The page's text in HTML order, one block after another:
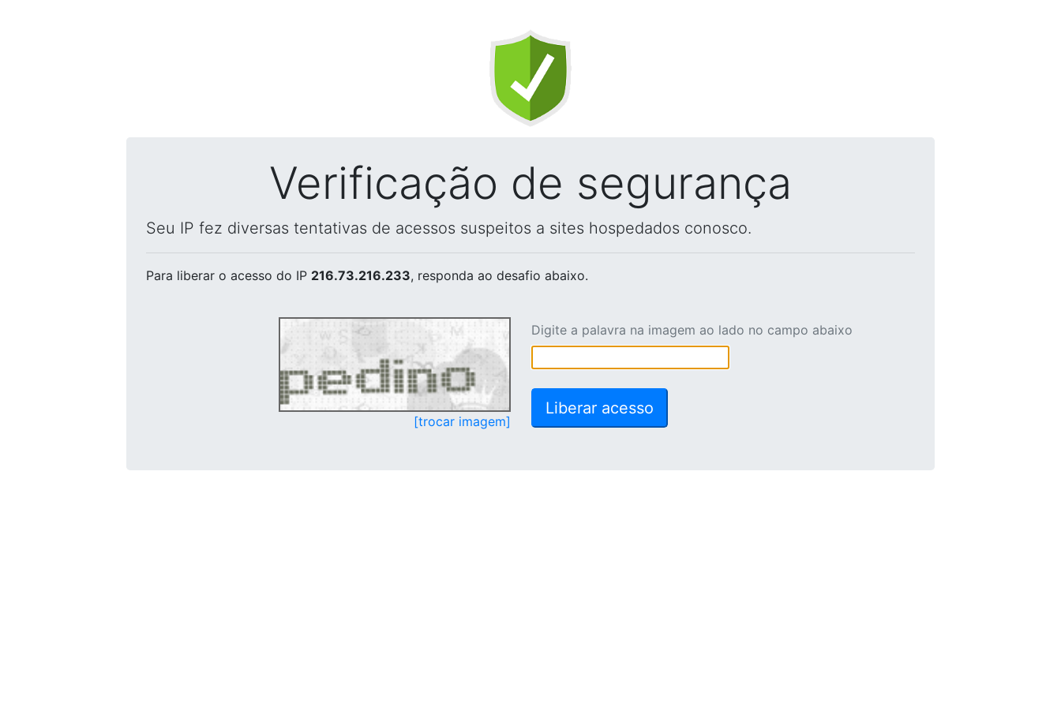
Verificação de segurança
Seu IP fez diversas tentativas de acessos suspeitos a sites hospedados conosco.
Para liberar o acesso do IP 216.73.216.233, responda ao desafio abaixo.
[trocar imagem]
Digite a palavra na imagem ao lado no campo abaixo